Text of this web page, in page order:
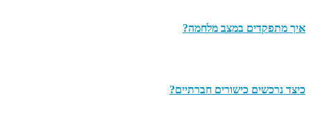
איך מתפקדים במצב מלחמה?
כיצד נרכשים כישורים חברתיים?